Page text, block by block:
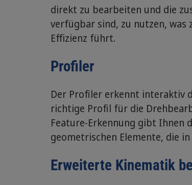
direkt zu bearbeiten und die
verfügbar sind, zu nutzen, was
Effizienz führt.
Profiler
Der Profiler erkennt interaktiv
richtige Profil für die
Feature-Erkennung gibt Ihnen
geometrischen Elemente, die
Erweiterte Kinematik